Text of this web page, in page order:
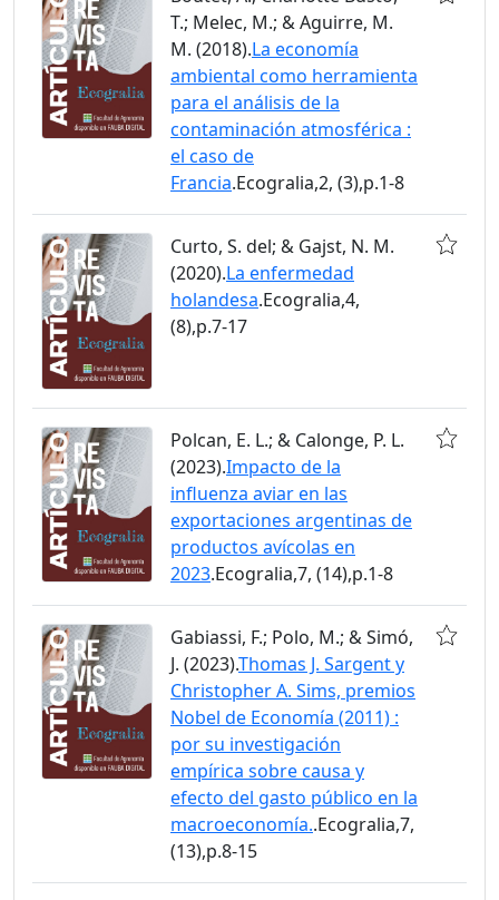
T.; Melec, M.; & Aguirre, M.
M. (2018).La economía
ambiental como herramienta
para el análisis de la
contaminación atmosférica :
el caso de
Francia.Ecogralia,2, (3),p.1-8
Curto, S. del; & Gajst, N. M.
(2020).La enfermedad
holandesa.Ecogralia,4,
(8),p.7-17
Polcan, E. L.; & Calonge, P. L.
(2023).Impacto de la
influenza aviar en las
exportaciones argentinas de
productos avícolas en
2023.Ecogralia,7, (14),p.1-8
Gabiassi, F.; Polo, M.; & Simó,
J. (2023).Thomas J. Sargent y
Christopher A. Sims, premios
Nobel de Economía (2011) :
por su investigación
empírica sobre causa y
efecto del gasto público en la
macroeconomía..Ecogralia,7,
(13),p.8-15